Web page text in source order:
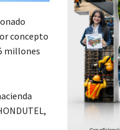
concepto
millones